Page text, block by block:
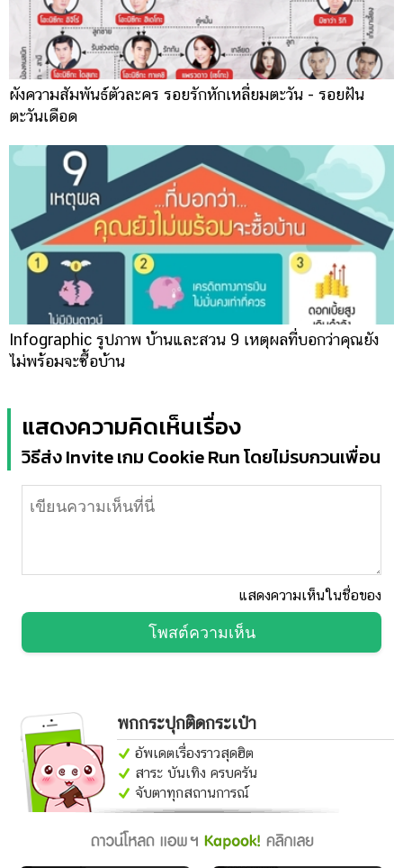
ผังความสัมพันธ์ตัวละคร รอยรักหักเหลี่ยมตะวัน - รอยฝัน
ตะวันเดือด
Infographic รูปภาพ บ้านและสวน 9 เหตุผลที่บอกว่าคุณยัง
ไม่พร้อมจะซื้อบ้าน
แสดงความคิดเห็นเรื่อง
วิธีส่ง Invite เกม Cookie Run โดยไม่รบกวนเพื่อน
แสดงความเห็นในชื่อของ
โพสต์ความเห็น
พกกระปุกติดกระเป๋า
อัพเดตเรื่องราวสุดฮิต
สาระ บันเทิง ครบครัน
จับตาทุกสถานการณ์